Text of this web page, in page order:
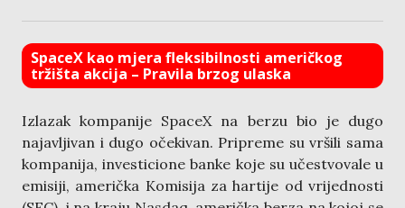
SpaceX kao mjera fleksibilnosti američkog
tržišta akcija – Pravila brzog ulaska
Izlazak kompanije SpaceX na berzu bio je dugo
najavljivan i dugo očekivan. Pripreme su vršili sama
kompanija, investicione banke koje su učestvovale u
emisiji, američka Komisija za hartije od vrijednosti